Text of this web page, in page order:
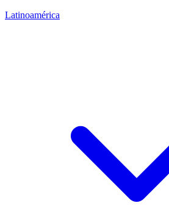
Latinoamérica